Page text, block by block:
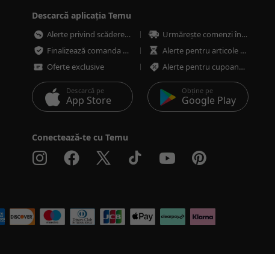
Descarcă aplicația Temu
Alerte privind scăderea prețurilor
Urmărește comenzi în orice moment
Finalizează comanda mai rapid și mai sigur
Alerte pentru articole cu stoc redus
Oferte exclusive
Alerte pentru cupoane și oferte
Descarcă pe
App Store
Obține pe
Google Play
Conectează-te cu Temu